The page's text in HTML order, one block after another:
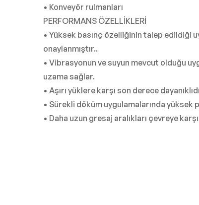
• Konveyör rulmanları
PERFORMANS ÖZELLİKLERİ
• Yüksek basınç özelliğinin talep edildiği
onaylanmıştır..
• Vibrasyonun ve suyun mevcut olduğu
uzama sağlar.
• Aşırı yüklere karşı son derece
• Sürekli döküm uygulamalarında
• Daha uzun gresaj aralıkları çevreye